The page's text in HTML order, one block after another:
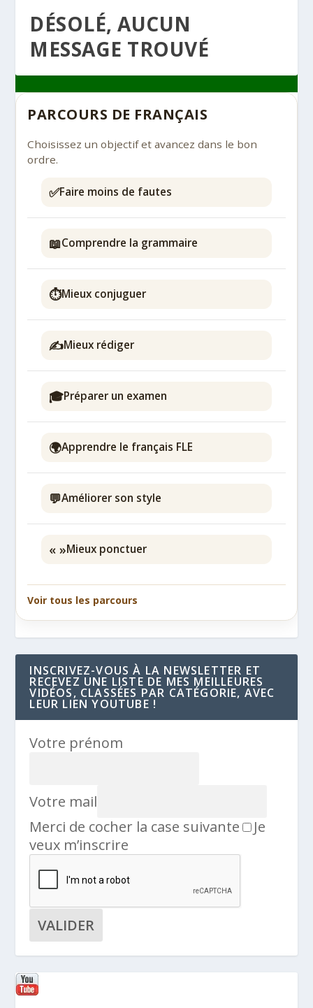
DÉSOLÉ, AUCUN
MESSAGE TROUVÉ
PARCOURS DE FRANÇAIS
Choisissez un objectif et avancez dans le bon
ordre.
✅Faire moins de fautes
📖Comprendre la grammaire
⏱️Mieux conjuguer
✍️Mieux rédiger
🎓Préparer un examen
🌍Apprendre le français FLE
💬Améliorer son style
« »Mieux ponctuer
Voir tous les parcours
INSCRIVEZ-VOUS À LA NEWSLETTER ET
RECEVEZ UNE LISTE DE MES MEILLEURES
VIDÉOS, CLASSÉES PAR CATÉGORIE, AVEC
LEUR LIEN YOUTUBE !
Votre prénom
Votre mail
Merci de cocher la case suivante
Je
veux m’inscrire